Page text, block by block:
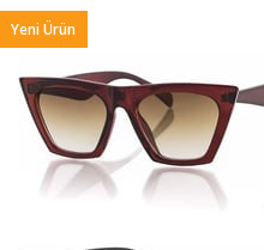
Yeni Ürün